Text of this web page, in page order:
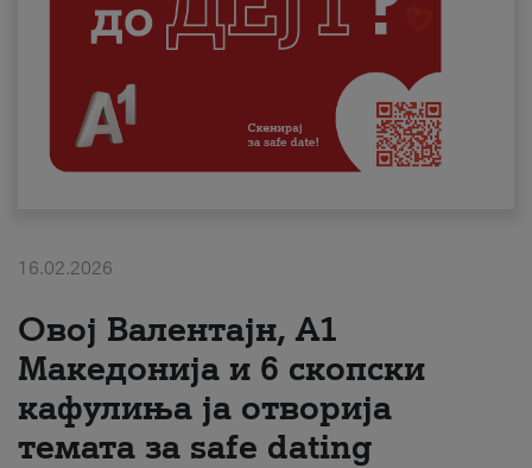
Поддршка
Надополни кредит
Плати сметка
#ПодобарОнлајн
16.02.2026
Овој Валентајн, A1
Македонија и 6 скопски
кафулиња ја отворија
темата за safe dating